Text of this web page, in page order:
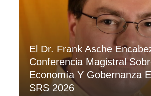
El Dr. Frank Asche
Conferencia Magistral
Economía Y Gobernanza
SRS 2026